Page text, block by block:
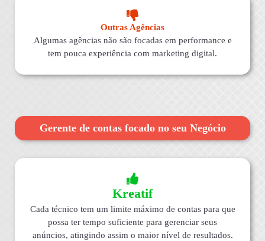
Outras Agências
Algumas agências não são focadas em performance e
tem pouca experiência com marketing digital.
Gerente de contas focado no seu Negócio
Kreatif
Cada técnico tem um limite máximo de contas para que
possa ter tempo suficiente para gerenciar seus
anúncios, atingindo assim o maior nível de resultados.